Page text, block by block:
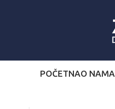
POČETNAO NAMA